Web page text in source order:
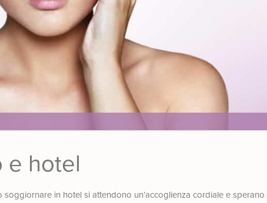
e hotel
in hotel si attendono un’accoglienza cordiale e